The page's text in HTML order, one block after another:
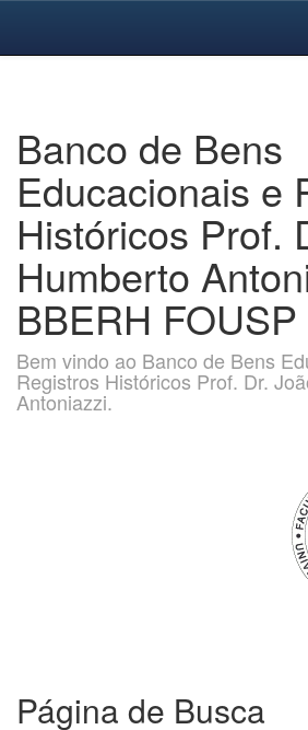
Banco de Bens
Educacionais e
Históricos Prof.
Humberto
BBERH FOUSP
Bem vindo ao Banco de Bens
Registros Históricos Prof. Dr.
Antoniazzi.
Página de Busca